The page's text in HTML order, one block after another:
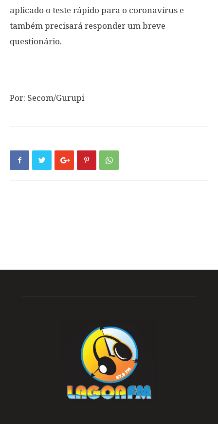
aplicado o teste rápido para o coronavírus e
também precisará responder um breve
questionário.
Por: Secom/Gurupi